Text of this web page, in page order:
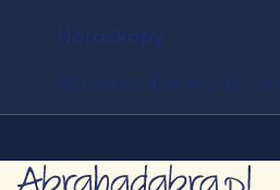
Horoskopy
Horoskop dzienny online